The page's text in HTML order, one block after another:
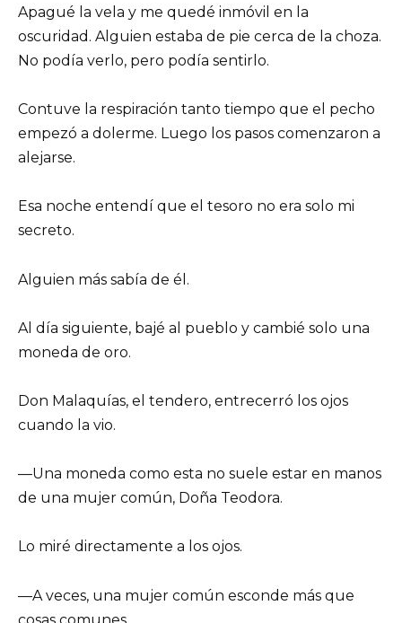
Apagué la vela y me quedé inmóvil en la
oscuridad. Alguien estaba de pie cerca de la choza.
No podía verlo, pero podía sentirlo.
Contuve la respiración tanto tiempo que el pecho
empezó a dolerme. Luego los pasos comenzaron a
alejarse.
Esa noche entendí que el tesoro no era solo mi
secreto.
Alguien más sabía de él.
Al día siguiente, bajé al pueblo y cambié solo una
moneda de oro.
Don Malaquías, el tendero, entrecerró los ojos
cuando la vio.
—Una moneda como esta no suele estar en manos
de una mujer común, Doña Teodora.
Lo miré directamente a los ojos.
—A veces, una mujer común esconde más que
cosas comunes.